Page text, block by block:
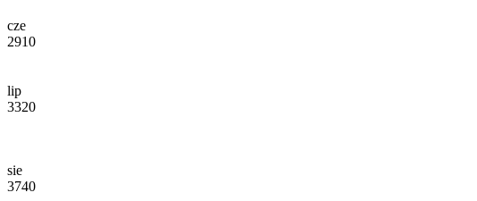
cze
2910
lip
3320
sie
3740